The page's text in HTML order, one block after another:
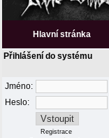
Hlavní stránka
Přihlášení do systému
Jméno:
Heslo:
Registrace